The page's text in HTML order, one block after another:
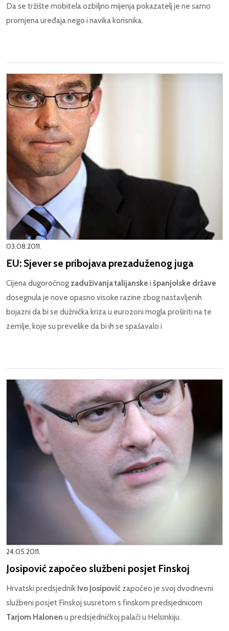
Da se tržište mobitela ozbiljno mijenja pokazatelj je ne samo
promjena uređaja nego i navika korisnika.
03.08.2011.
EU: Sjever se pribojava prezaduženog juga
Cijena dugoročnog zaduživanja talijanske i španjolske države
dosegnula je nove opasno visoke razine zbog nastavljenih
bojazni da bi se dužnička kriza u eurozoni mogla proširiti na te
zemlje, koje su prevelike da bi ih se spašavalo i
24.05.2011.
Josipović započeo službeni posjet Finskoj
Hrvatski predsjednik Ivo Josipović započeo je svoj dvodnevni
službeni posjet Finskoj susretom s finskom predsjednicom
Tarjom Halonen u predsjedničkoj palači u Helsinkiju.